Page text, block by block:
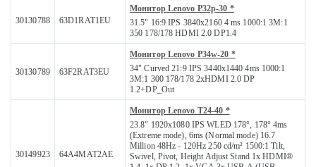
30130788 63D1RAT1EU
Монитор Lenovo P32p-30 *
31.5" 16:9 IPS 3840x2160 4 ms 1000:1 3M:1
350 178/178 HDMI 2.0 DP1.4
30130789 63F2RAT3EU
Монитор Lenovo P34w-20 *
34" Curved 21:9 IPS 3440x1440 4ms 1000:1
3M:1 300 178/178 2xHDMI 2.0 DP
1.2+DP_Out
30149923 64A4MAT2AE
Монитор Lenovo T24-40 *
23.8" 1920x1080 IPS WLED 178°, 178° 4ms
(Extreme mode), 6ms (Normal mode) 16.7
Million 48Hz - 120Hz 250 cd/m² 1500:1 Tilt,
Swivel, Pivot, Height Adjust Stand 1x HDMI®